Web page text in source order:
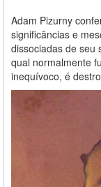
Adam Pizurny
significâncias e
dissociadas de seu
qual normalmente
inequívoco, é